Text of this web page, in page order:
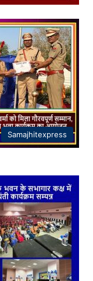
Samajhitexpress